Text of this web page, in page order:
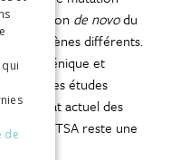
ou variation de novodu
gènes différents.
polygénique et
les études
en l’état actuel des
des TSA reste une
de